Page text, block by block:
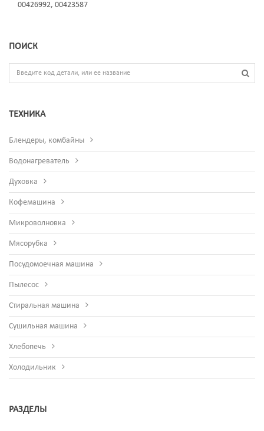
00426992, 00423587
ПОИСК
ТЕХНИКА
Блендеры, комбайны
Водонагреватель
Духовка
Кофемашина
Микроволновка
Мясорубка
Посудомоечная машина
Пылесос
Стиральная машина
Сушильная машина
Хлебопечь
Холодильник
РАЗДЕЛЫ